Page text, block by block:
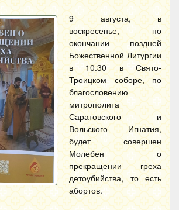
9 августа, в
воскресенье, по
окончании поздней
Божественной Литургии
в 10.30 в Свято-
Троицком соборе, по
благословению
митрополита
Саратовского и
Вольского Игнатия,
будет совершен
Молебен о
прекращении греха
детоубийства, то есть
абортов.